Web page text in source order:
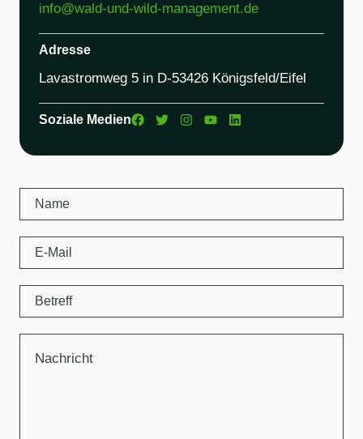
info@wald-und-wild-management.de
Adresse
Lavastromweg 5 in D-53426 Königsfeld/Eifel
Soziale Medien